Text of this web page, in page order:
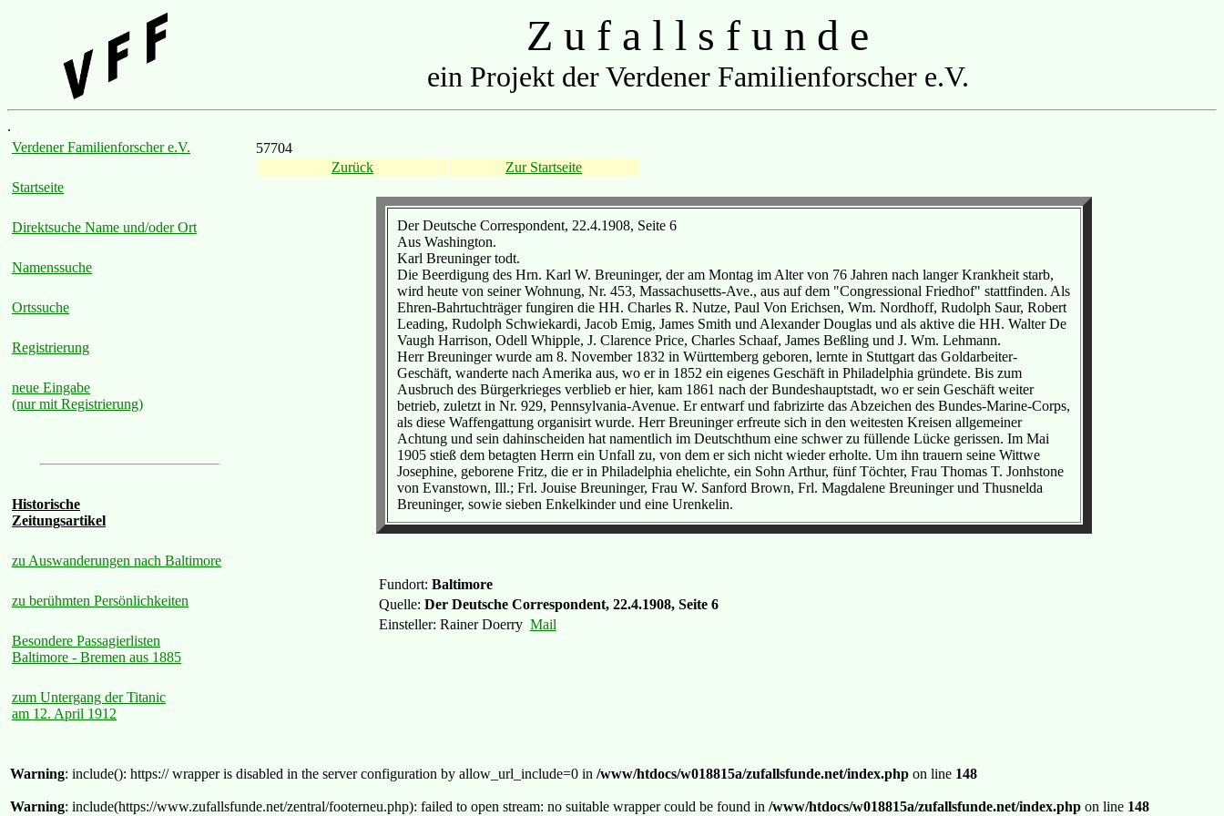
Z u f a l l s f u n d e
ein Projekt der Verdener Familienforscher e.V.
.
Verdener Familienforscher e.V.
Startseite
Direktsuche Name und/oder Ort
Namenssuche
Ortssuche
Registrierung
neue Eingabe
(nur mit Registrierung)
Historische
Zeitungsartikel
zu Auswanderungen nach Baltimore
zu berühmten Persönlichkeiten
Besondere Passagierlisten
Baltimore - Bremen aus 1885
zum Untergang der Titanic
am 12. April 1912
57704
Zurück
Zur Startseite
Der Deutsche Correspondent, 22.4.1908, Seite 6
Aus Washington.
Karl Breuninger todt.
Die Beerdigung des Hrn. Karl W. Breuninger, der am Montag im Alter von 76 Jahren nach langer Krankheit starb,
wird heute von seiner Wohnung, Nr. 453, Massachusetts-Ave., aus auf dem "Congressional Friedhof" stattfinden. Als
Ehren-Bahrtuchträger fungiren die HH. Charles R. Nutze, Paul Von Erichsen, Wm. Nordhoff, Rudolph Saur, Robert
Leading, Rudolph Schwiekardi, Jacob Emig, James Smith und Alexander Douglas und als aktive die HH. Walter De
Vaugh Harrison, Odell Whipple, J. Clarence Price, Charles Schaaf, James Beßling und J. Wm. Lehmann.
Herr Breuninger wurde am 8. November 1832 in Württemberg geboren, lernte in Stuttgart das Goldarbeiter-
Geschäft, wanderte nach Amerika aus, wo er in 1852 ein eigenes Geschäft in Philadelphia gründete. Bis zum
Ausbruch des Bürgerkrieges verblieb er hier, kam 1861 nach der Bundeshauptstadt, wo er sein Geschäft weiter
betrieb, zuletzt in Nr. 929, Pennsylvania-Avenue. Er entwarf und fabrizirte das Abzeichen des Bundes-Marine-Corps,
als diese Waffengattung organisirt wurde. Herr Breuninger erfreute sich in den weitesten Kreisen allgemeiner
Achtung und sein dahinscheiden hat namentlich im Deutschthum eine schwer zu füllende Lücke gerissen. Im Mai
1905 stieß dem betagten Herrn ein Unfall zu, von dem er sich nicht wieder erholte. Um ihn trauern seine Wittwe
Josephine, geborene Fritz, die er in Philadelphia ehelichte, ein Sohn Arthur, fünf Töchter, Frau Thomas T. Jonhstone
von Evanstown, Ill.; Frl. Jouise Breuninger, Frau W. Sanford Brown, Frl. Magdalene Breuninger und Thusnelda
Breuninger, sowie sieben Enkelkinder und eine Urenkelin.
Fundort: Baltimore
Quelle: Der Deutsche Correspondent, 22.4.1908, Seite 6
Einsteller: Rainer Doerry Mail
Warning: include(): https:// wrapper is disabled in the server configuration by allow_url_include=0 in /www/htdocs/w018815a/zufallsfunde.net/index.php on line 148
Warning: include(https://www.zufallsfunde.net/zentral/footerneu.php): failed to open stream: no suitable wrapper could be found in /www/htdocs/w018815a/zufallsfunde.net/index.php on line 148